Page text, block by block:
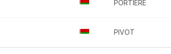
PORTIERE
PIVOT